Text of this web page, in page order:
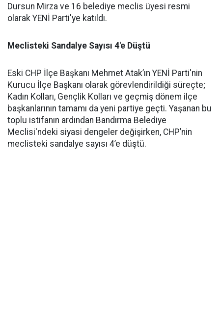
Dursun Mirza ve 16 belediye meclis üyesi resmi
olarak YENİ Parti'ye katıldı.
Meclisteki Sandalye Sayısı 4'e Düştü
Eski CHP İlçe Başkanı Mehmet Atak’ın YENİ Parti'nin
Kurucu İlçe Başkanı olarak görevlendirildiği süreçte;
Kadın Kolları, Gençlik Kolları ve geçmiş dönem ilçe
başkanlarının tamamı da yeni partiye geçti. Yaşanan bu
toplu istifanın ardından Bandırma Belediye
Meclisi'ndeki siyasi dengeler değişirken, CHP’nin
meclisteki sandalye sayısı 4’e düştü.